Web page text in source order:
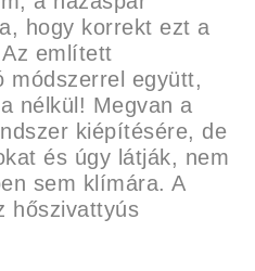
hogy korrekt ezt a
említett
módszerrel együtt,
nélkül! Megvan a
kiépítésére, de
és úgy látják, nem
sem klímára. A
hőszivattyús